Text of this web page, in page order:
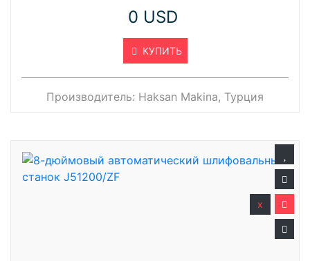
0 USD
КУПИТЬ
Производитель: Haksan Makina, Турция
x